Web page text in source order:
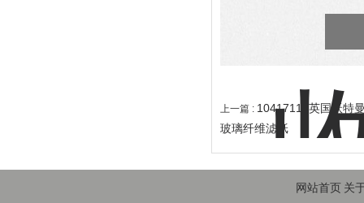
上一篇 : 10417112英国沃特
玻璃纤维滤纸
网站首页 关